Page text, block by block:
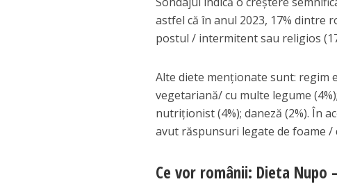
astfel că în anul 2023, 17% dintre
postul / intermitent sau religios
Alte diete menționate sunt: regim
vegetariană/ cu multe legume
nutriționist (4%); daneză (2%). În
avut răspunsuri legate de foame
Ce vor românii: Dieta Nupo